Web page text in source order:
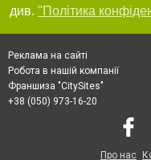
див. "Політика
Реклама на сайті
Робота в нашій компанії
Франшиза "CitySites"
+38 (050) 973-16-20
Про нас